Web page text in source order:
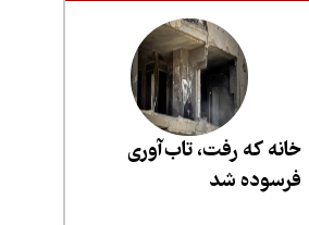
خانه که رفت، تاب‌آوری
فرسوده شد